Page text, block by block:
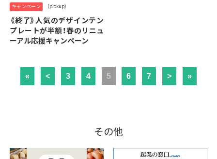
キャンペーン （pickup）
《終了》人気のデザインテン
プレートが半額！春のリニュ
ーアル応援キャンペーン
« < 3 4 5 6 7 > »
その他